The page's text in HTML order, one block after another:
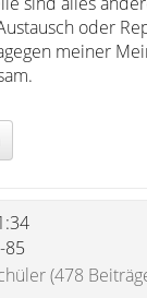
oder
meiner
85
(478